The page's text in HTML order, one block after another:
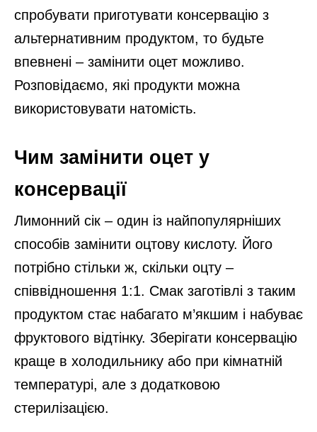
спробувати приготувати консервацію з
альтернативним продуктом, то будьте
впевнені – замінити оцет можливо.
Розповідаємо, які продукти можна
використовувати натомість.
Чим замінити оцет у
консервації
Лимонний сік – один із найпопулярніших
способів замінити оцтову кислоту. Його
потрібно стільки ж, скільки оцту –
співвідношення 1:1. Смак заготівлі з таким
продуктом стає набагато м’якшим і набуває
фруктового відтінку. Зберігати консервацію
краще в холодильнику або при кімнатній
температурі, але з додатковою
стерилізацією.